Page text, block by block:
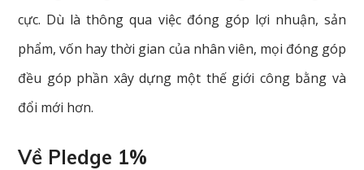
cực. Dù là thông qua việc đóng góp lợi nhuận, sản
phẩm, vốn hay thời gian của nhân viên, mọi đóng góp
đều góp phần xây dựng một thế giới công bằng và
đổi mới hơn.
Về Pledge 1%